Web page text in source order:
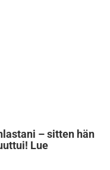
– sitten hän
Lue